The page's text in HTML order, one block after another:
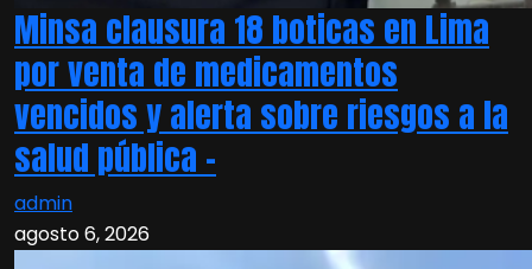
Minsa clausura 18 boticas en Lima
por venta de medicamentos
vencidos y alerta sobre riesgos a la
salud pública –
admin
agosto 6, 2026